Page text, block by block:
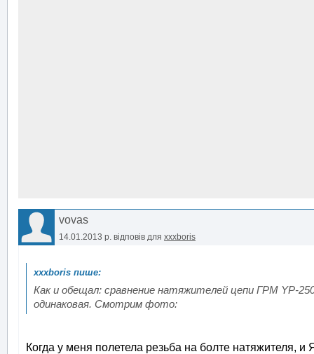
vovas
14.01.2013 р. відповів для xxxboris
Как и обещал: сравнение натяжителей цепи ГРМ YP-
одинаковая. Смотрим фото:
Когда у меня полетела резьба на болте натяжителя,